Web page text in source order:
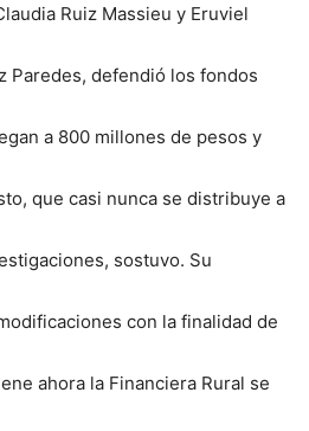
Ruiz Massieu y Eruviel
Paredes, defendió los fondos
a 800 millones de pesos y
que casi nunca se distribuye a
sostuvo. Su
con la finalidad de
ahora la Financiera Rural se